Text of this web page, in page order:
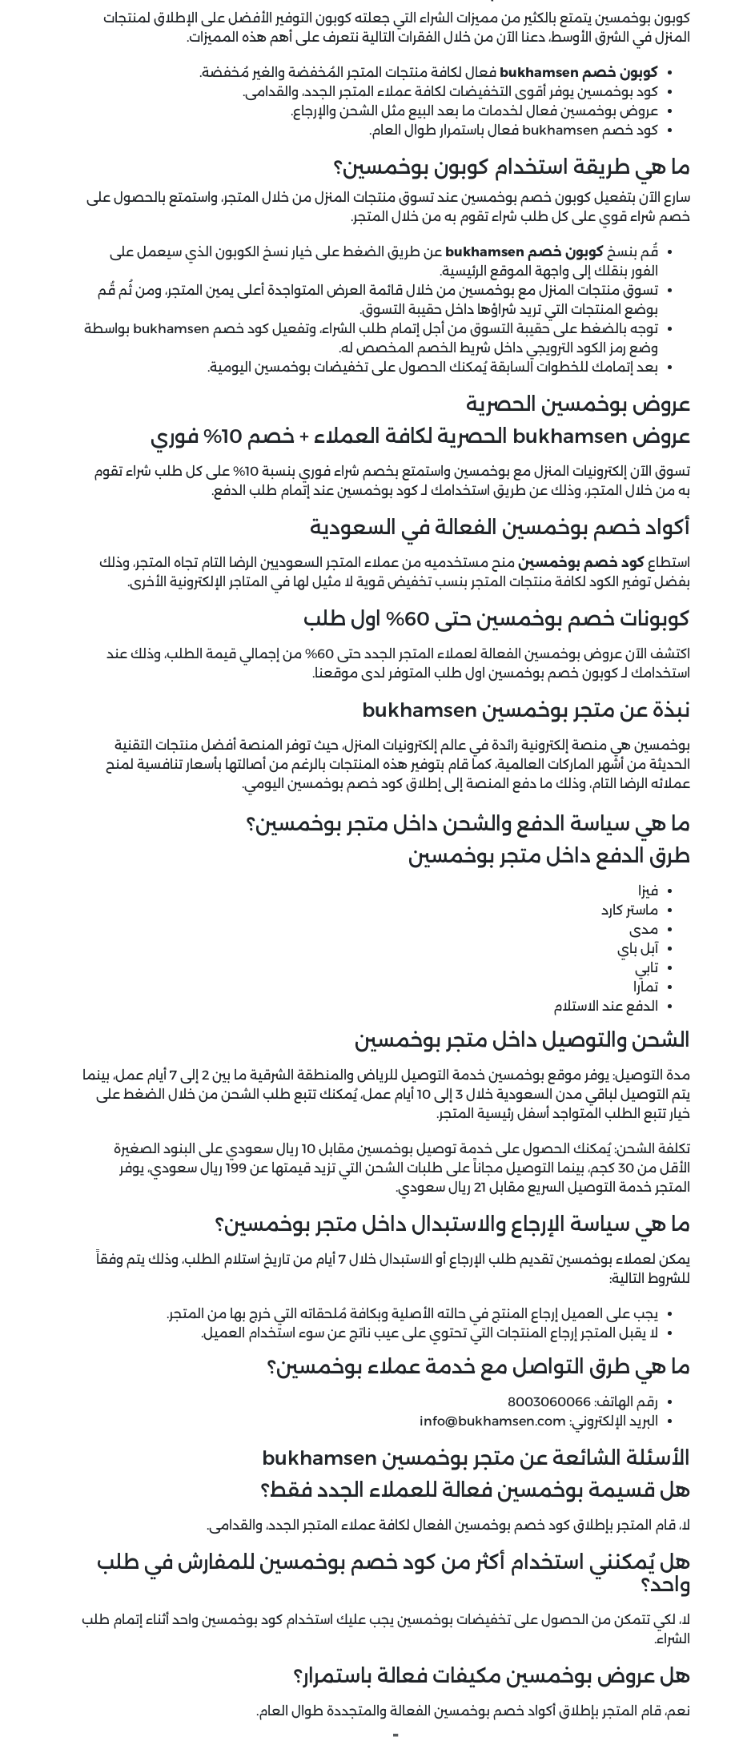
كوبون بوخمسين يتمتع بالكثير من مميزات الشراء التي جعلته كوبون التوفير الأفضل على الإطلاق لمنتجات
المنزل في الشرق الأوسط، دعنا الآن من خلال الفقرات التالية نتعرف على أهم هذه المميزات.
كوبون خصم bukhamsen
فعال لكافة منتجات المتجر المُخفضة والغير مُخفضة.
كود بوخمسين يوفر أقوى التخفيضات لكافة عملاء المتجر الجدد، والقدامى.
عروض بوخمسين فعال لخدمات ما بعد البيع مثل الشحن والإرجاع.
كود خصم bukhamsen فعال باستمرار طوال العام.
ما هي طريقة استخدام كوبون بوخمسين؟
سارع الآن بتفعيل كوبون خصم بوخمسين عند تسوق منتجات المنزل من خلال المتجر، واستمتع بالحصول على
خصم شراء قوي على كل طلب شراء تقوم به من خلال المتجر.
قُم بنسخ كوبون خصم bukhamsen
عن طريق الضغط على خيار نسخ الكوبون الذي سيعمل على
الفور بنقلك إلى واجهة الموقع الرئيسية.
تسوق منتجات المنزل مع بوخمسين من خلال قائمة العرض المتواجدة أعلى يمين المتجر، ومن ثُم قُم
بوضع المنتجات التي تريد شراؤها داخل حقيبة التسوق.
توجه بالضغط على حقيبة التسوق من أجل إتمام طلب الشراء، وتفعيل كود خصم bukhamsen بواسطة
وضع رمز الكود الترويجي داخل شريط الخصم المخصص له.
بعد إتمامك للخطوات السابقة يُمكنك الحصول على تخفيضات بوخمسين اليومية.
عروض بوخمسين الحصرية
عروض bukhamsen الحصرية لكافة العملاء + خصم 10% فوري
تسوق الآن إلكترونيات المنزل مع بوخمسين واستمتع بخصم شراء فوري بنسبة 10% على كل طلب شراء تقوم
به من خلال المتجر، وذلك عن طريق استخدامك لـ كود بوخمسين عند إتمام طلب الدفع.
أكواد خصم بوخمسين الفعالة في السعودية
استطاع كود خصم بوخمسين منح مستخدميه من عملاء المتجر السعوديين الرضا التام تجاه المتجر، وذلك
بفضل توفير الكود لكافة منتجات المتجر بنسب تخفيض قوية لا مثيل لها في المتاجر الإلكترونية الأخرى.
كوبونات خصم بوخمسين حتى 60% اول طلب
اكتشف الآن عروض بوخمسين الفعالة لعملاء المتجر الجدد حتى 60% من إجمالي قيمة الطلب، وذلك عند
استخدامك لـ كوبون خصم بوخمسين اول طلب المتوفر لدى موقعنا.
نبذة عن متجر بوخمسين bukhamsen
بوخمسين هي منصة إلكترونية رائدة في عالم إلكترونيات المنزل، حيث توفر المنصة أفضل منتجات التقنية
الحديثة من أشهر الماركات العالمية، كما قام بتوفير هذه المنتجات بالرغم من أصالتها بأسعار تنافسية لمنح
عملائه الرضا التام، وذلك ما دفع المنصة إلى إطلاق كود خصم بوخمسين اليومي.
ما هي سياسة الدفع والشحن داخل متجر بوخمسين؟
طرق الدفع داخل متجر بوخمسين
فيزا
ماستر كارد
مدى
آبل باي
تابي
تمارا
الدفع عند الاستلام
الشحن والتوصيل داخل متجر بوخمسين
مدة التوصيل: يوفر موقع بوخمسين خدمة التوصيل للرياض والمنطقة الشرقية ما بين 2 إلى 7 أيام عمل، بينما
يتم التوصيل لباقي مدن السعودية خلال 3 إلى 10 أيام عمل، يُمكنك تتبع طلب الشحن من خلال الضغط على
خيار تتبع الطلب المتواجد أسفل رئيسية المتجر.
تكلفة الشحن: يُمكنك الحصول على خدمة توصيل بوخمسين مقابل 10 ريال سعودي على البنود الصغيرة
الأقل من 30 كجم، بينما التوصيل مجاناً على طلبات الشحن التي تزيد قيمتها عن 199 ريال سعودي، يوفر
المتجر خدمة التوصيل السريع مقابل 21 ريال سعودي.
ما هي سياسة الإرجاع والاستبدال داخل متجر بوخمسين؟
يمكن لعملاء بوخمسين تقديم طلب الإرجاع أو الاستبدال خلال 7 أيام من تاريخ استلام الطلب، وذلك يتم وفقاً
للشروط التالية:
يجب على العميل إرجاع المنتج في حالته الأصلية وبكافة مُلحقاته التي خرج بها من المتجر.
لا يقبل المتجر إرجاع المنتجات التي تحتوي على عيب ناتج عن سوء استخدام العميل.
ما هي طرق التواصل مع خدمة عملاء بوخمسين؟
رقم الهاتف: 8003060066
البريد الإلكتروني: info@bukhamsen.com
الأسئلة الشائعة عن متجر بوخمسين bukhamsen
هل قسيمة بوخمسين فعالة للعملاء الجدد فقط؟
لا، قام المتجر بإطلاق كود خصم بوخمسين الفعال لكافة عملاء المتجر الجدد، والقدامى.
هل يُمكنني استخدام أكثر من كود خصم بوخمسين للمفارش في طلب
واحد؟
لا، لكي تتمكن من الحصول على تخفيضات بوخمسين يجب عليك استخدام كود بوخمسين واحد أثناء إتمام طلب
الشراء.
هل عروض بوخمسين مكيفات فعالة باستمرار؟
نعم، قام المتجر بإطلاق أكواد خصم بوخمسين الفعالة والمتجددة طوال العام.